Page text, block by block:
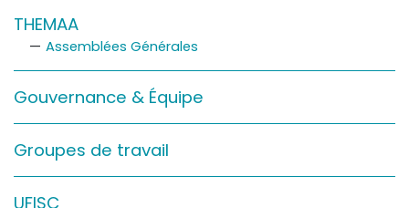
Sur le fond
(Fonctionnement, gouvernance, groupes de travail,
Sur le terrain
(Portraits, actions, collaborations)
Sur l’étagère
(Documents, études, publications)
THEMAA
Assemblées Générales
Gouvernance & Équipe
Groupes de travail
UFISC